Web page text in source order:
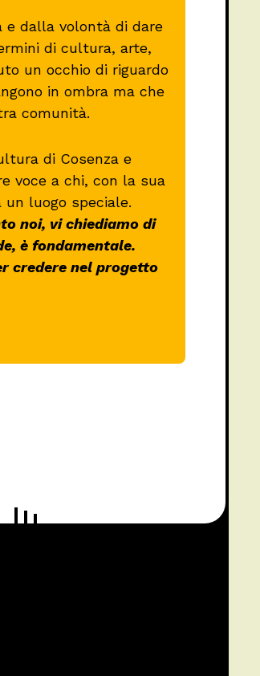
e dalla volontà di dare
di cultura, arte,
un occhio di riguardo
in ombra ma che
comunità.
di Cosenza e
voce a chi, con la sua
luogo speciale.
noi, vi chiediamo di
è fondamentale.
credere nel progetto